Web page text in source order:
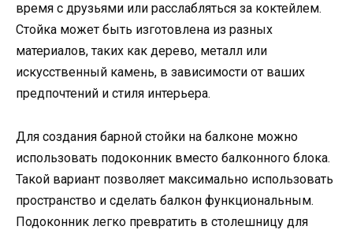
время с друзьями или расслабляться за коктейлем.
Стойка может быть изготовлена из разных
материалов, таких как дерево, металл или
искусственный камень, в зависимости от ваших
предпочтений и стиля интерьера.
Для создания барной стойки на балконе можно
использовать подоконник вместо балконного блока.
Такой вариант позволяет максимально использовать
пространство и сделать балкон функциональным.
Подоконник легко превратить в столешницу для